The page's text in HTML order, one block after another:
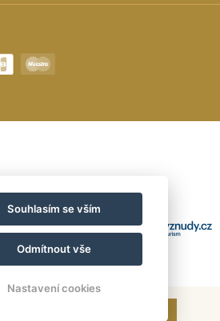
Souhlasím se vším
Odmítnout vše
Nastavení cookies